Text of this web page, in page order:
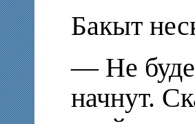
Бакыт
— Не
начнут.